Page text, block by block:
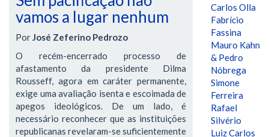
vamos a lugar nenhum
PorJosé Zeferino Pedrozo
O recém-encerrado processo de
afastamento da presidente Dilma
Rousseff, agora em caráter permanente,
exige uma avaliação isenta e escoimada de
apegos ideológicos. De um lado, é
necessário reconhecer que as instituições
republicanas revelaram-se suficientemente
Carlos Olla
Fabrício
Fassina
Mauro Kahn
& Pedro
Nóbrega
Simone
Ferreira
Rafael
Silvério
Luiz Carlos